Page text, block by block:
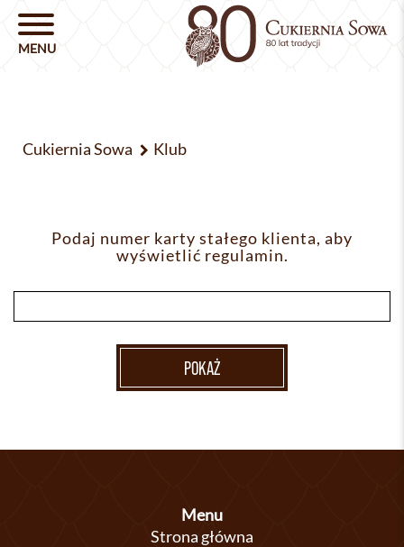
Cukiernia Sowa Klub
Podaj numer karty stałego klienta, aby
wyświetlić regulamin.
POKAŻ
Menu
Strona główna